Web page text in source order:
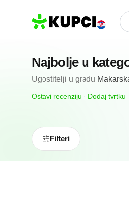
Najbolje u
Ugostitelji u gradu
Ostavi recenziju · Dodaj tvrtku
Filteri